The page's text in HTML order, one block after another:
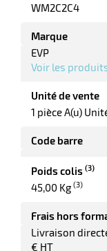
WM2C2C4
Marque
EVP
Voir les
Unité de vente
1 pièce A(u)
Code barre
Poids colis (3)
45,00 Kg (3)
Frais hors
Livraison
€ HT